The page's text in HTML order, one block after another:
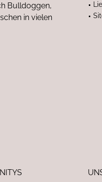
Bulldoggen,
in vielen